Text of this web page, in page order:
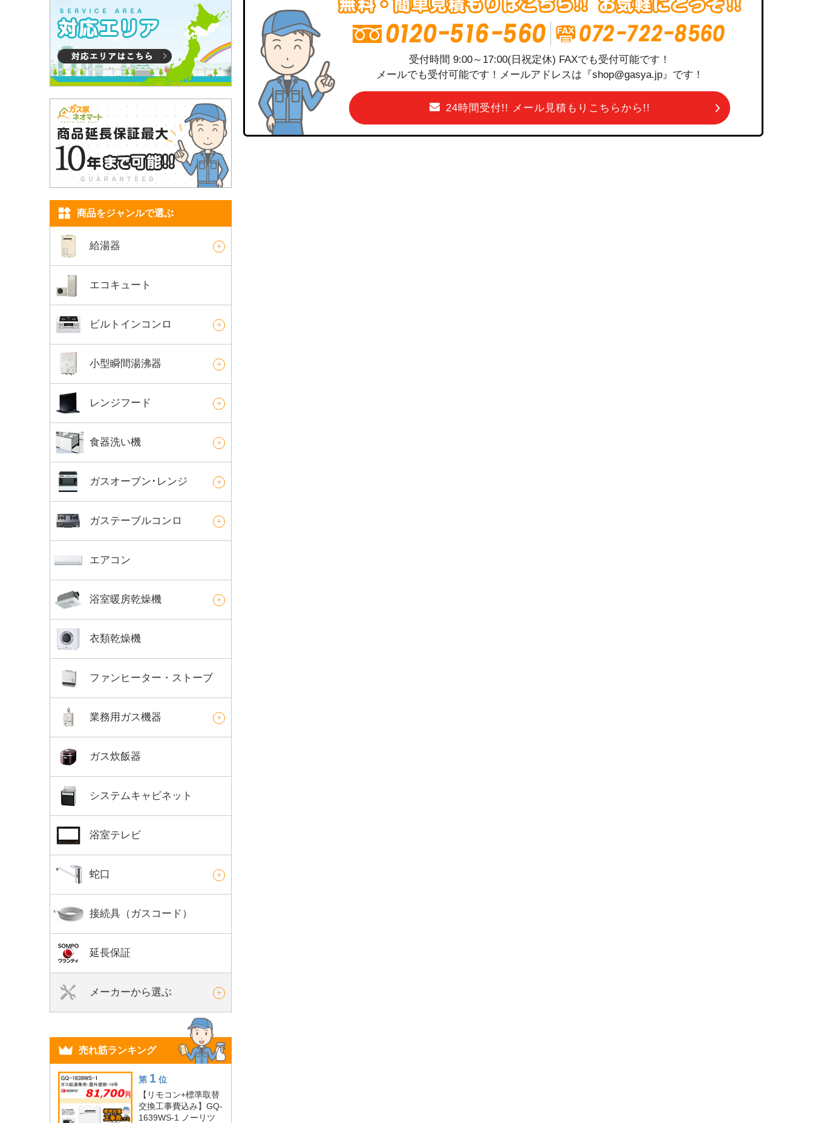
受付時間 9:00～17:00(日祝定休) FAXでも受付可能です！
メールでも受付可能です！メールアドレスは『shop@gasya.jp』です！
24時間受付!! メール見積もりこちらから!!
商品をジャンルで選ぶ
給湯器
エコキュート
ビルトインコンロ
小型瞬間湯沸器
レンジフード
食器洗い機
ガスオーブン･レンジ
ガステーブルコンロ
エアコン
浴室暖房乾燥機
衣類乾燥機
ファンヒーター・ストーブ
業務用ガス機器
ガス炊飯器
システムキャビネット
浴室テレビ
蛇口
接続具（ガスコード）
延長保証
メーカーから選ぶ
売れ筋ランキング
第 1位
【リモコン+標準取替
交換工事費込み】GQ-
1639WS-1 ノーリツ